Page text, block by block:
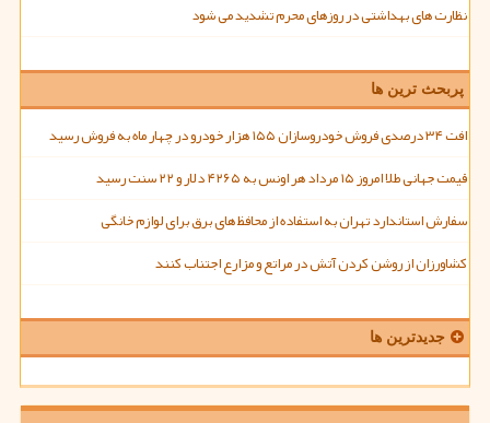
نظارت های بهداشتی در روزهای محرم تشدید می شود
پربحث ترین ها
افت ۳۴ درصدی فروش خودروسازان ۱۵۵ هزار خودرو در چهار ماه به فروش رسید
قیمت جهانی طلا امروز ۱۵ مرداد هر اونس به ۴۲۶۵ دلار و ۲۲ سنت رسید
سفارش استاندارد تهران به استفاده از محافظ های برق برای لوازم خانگی
کشاورزان از روشن کردن آتش در مراتع و مزارع اجتناب کنند
جدیدترین ها